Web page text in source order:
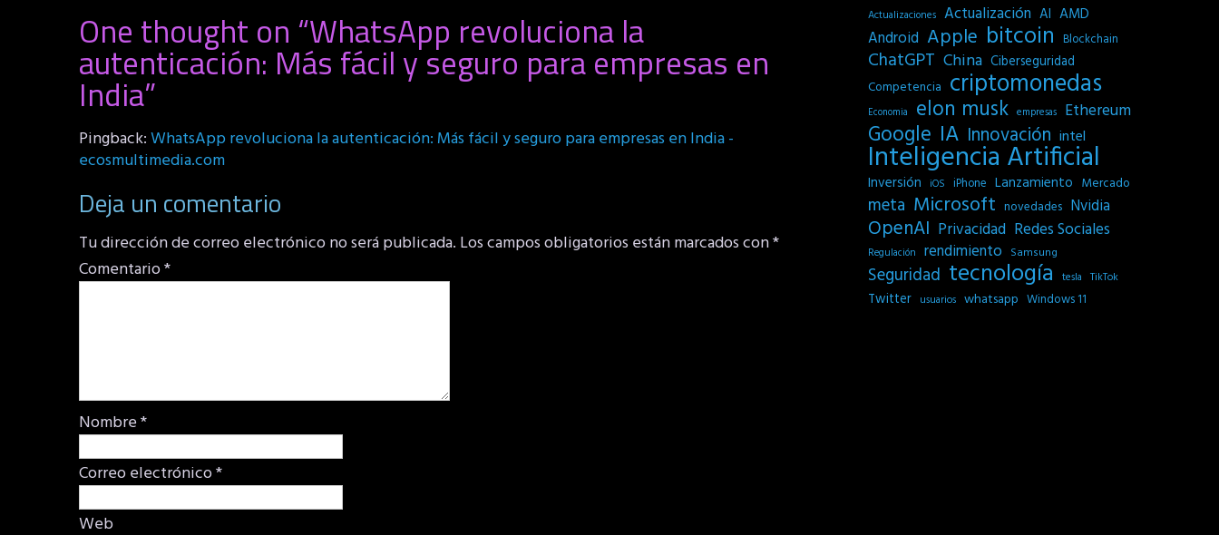
One thought on “WhatsApp revoluciona la
autenticación: Más fácil y seguro para empresas en
India”
Pingback:WhatsApp revoluciona la autenticación: Más fácil y seguro para empresas en India -
ecosmultimedia.com
Deja un comentario
Tu dirección de correo electrónico no será publicada. Los campos obligatorios están marcados con*
Comentario*
Nombre*
Correo electrónico*
Web
Actualizaciones Actualización AI AMD
Android Apple bitcoin Blockchain
ChatGPT China Ciberseguridad
Competencia criptomonedas
Economia elon musk empresas Ethereum
Google IA Innovación intel
Inteligencia Artificial
Inversión iOS iPhone Lanzamiento Mercado
meta Microsoft novedades Nvidia
OpenAI Privacidad Redes Sociales
Regulación rendimiento Samsung
Seguridad tecnología tesla TikTok
Twitter usuarios whatsapp Windows 11